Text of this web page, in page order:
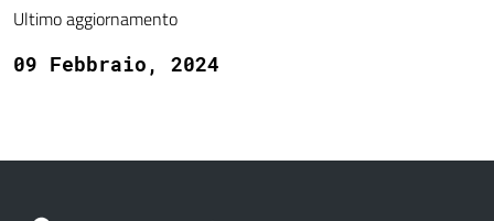
Ultimo aggiornamento
09 Febbraio, 2024